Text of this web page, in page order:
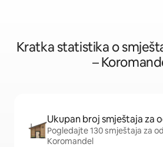
Kratka statistika o
–
Ukupan broj smještaja za
Pogledajte 130 smještaja za
Koromandel